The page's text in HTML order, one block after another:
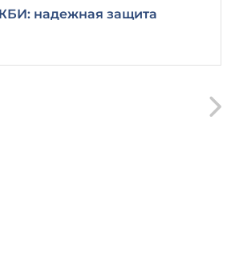
надежная защита